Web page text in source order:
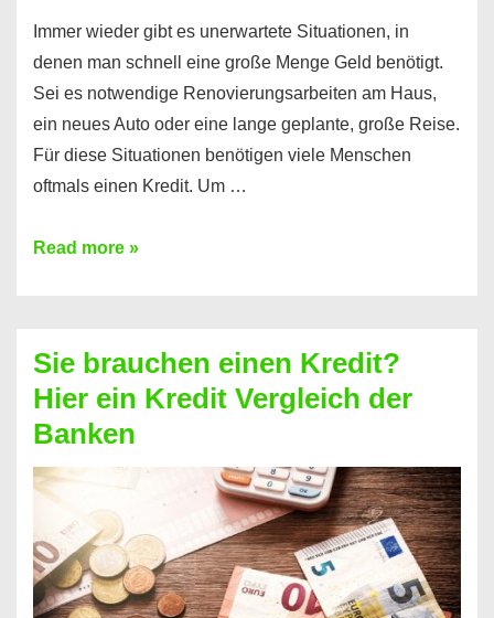
Immer wieder gibt es unerwartete Situationen, in
denen man schnell eine große Menge Geld benötigt.
Sei es notwendige Renovierungsarbeiten am Haus,
ein neues Auto oder eine lange geplante, große Reise.
Für diese Situationen benötigen viele Menschen
oftmals einen Kredit. Um …
Brauchen
Summe
Geld?
Hier
einen
10000
Euro
Kredit
finden
Read more »
Sie brauchen einen Kredit?
Hier ein Kredit Vergleich der
Banken